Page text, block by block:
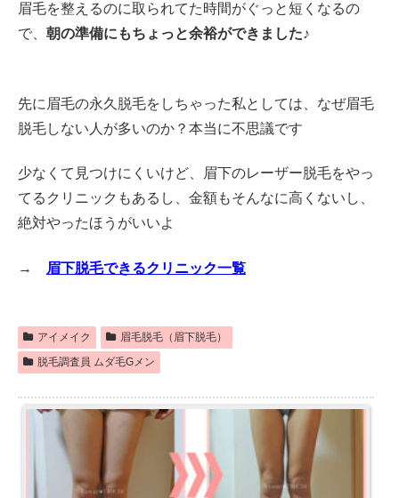
眉毛を整えるのに取られてた時間がぐっと短くなるの
で、 朝の準備にもちょっと余裕ができました♪
先に眉毛の永久脱毛をしちゃった私としては、なぜ眉毛
脱毛しない人が多いのか？本当に不思議です
少なくて見つけにくいけど、眉下のレーザー脱毛をやっ
てるクリニックもあるし、金額もそんなに高くないし、
絶対やったほうがいいよ
→ 眉下脱毛できるクリニック一覧
アイメイク
眉毛脱毛（眉下脱毛）
脱毛調査員 ムダ毛Gメン